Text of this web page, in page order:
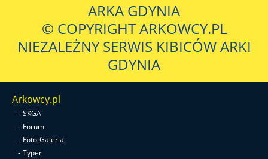
ARKA GDYNIA
© COPYRIGHT ARKOWCY.PL
NIEZALEŻNY SERWIS KIBICÓW ARKI
GDYNIA
Arkowcy.pl
- SKGA
- Forum
- Foto-Galeria
- Typer